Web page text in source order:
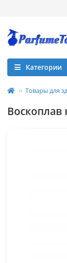
Категории
Товары для